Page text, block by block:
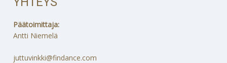
Päätoimittaja:
Antti Niemelä
juttuvinkki@findance.com